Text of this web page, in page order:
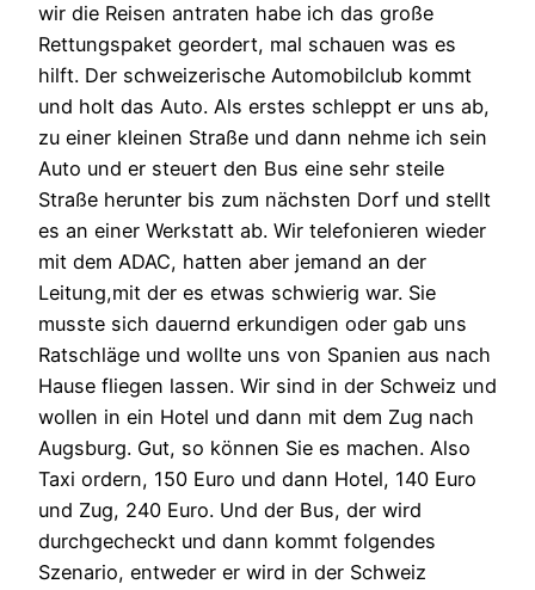
wir die Reisen antraten habe ich das große
Rettungspaket geordert, mal schauen was es
hilft. Der schweizerische Automobilclub kommt
und holt das Auto. Als erstes schleppt er uns ab,
zu einer kleinen Straße und dann nehme ich sein
Auto und er steuert den Bus eine sehr steile
Straße herunter bis zum nächsten Dorf und stellt
es an einer Werkstatt ab. Wir telefonieren wieder
mit dem ADAC, hatten aber jemand an der
Leitung,mit der es etwas schwierig war. Sie
musste sich dauernd erkundigen oder gab uns
Ratschläge und wollte uns von Spanien aus nach
Hause fliegen lassen. Wir sind in der Schweiz und
wollen in ein Hotel und dann mit dem Zug nach
Augsburg. Gut, so können Sie es machen. Also
Taxi ordern, 150 Euro und dann Hotel, 140 Euro
und Zug, 240 Euro. Und der Bus, der wird
durchgecheckt und dann kommt folgendes
Szenario, entweder er wird in der Schweiz